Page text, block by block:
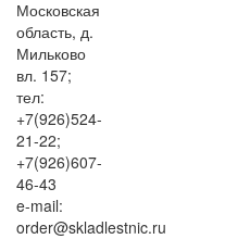
Московская
область, д.
Мильково
вл. 157;
тел:
+7(926)524-
21-22;
+7(926)607-
46-43
e-mail:
order@skladlestnic.ru